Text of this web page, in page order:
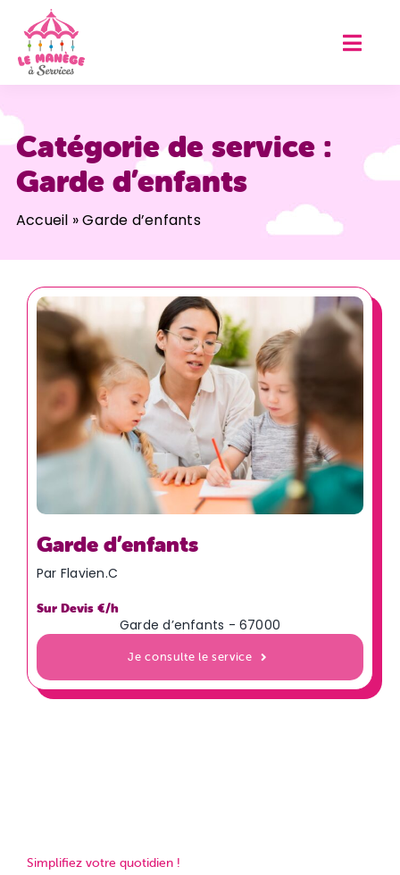
Passer
contenu
Catégorie de service :
Garde d’enfants
Accueil »Garde d’enfants
Garde d’enfants
Par Flavien.C
Sur Devis €/h
Garde d’enfants - 67000
Je consulte le service
Simplifiez votre quotidien !